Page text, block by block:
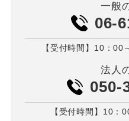
一般
06-
【受付時間】10：00
法人
050-
【受付時間】10：